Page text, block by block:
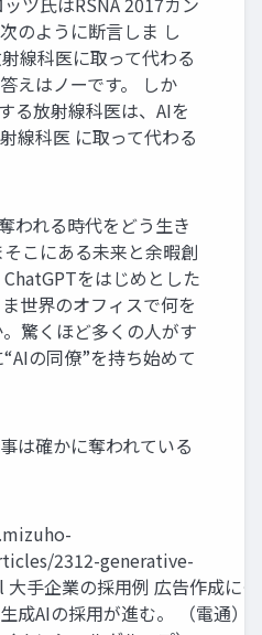
のように断言しま し
線科医に取って代わる
えはノーです。 しか
る放射線科医は、AIを
線科医 に取って代わる
われる時代をどう生き
こにある未来と余暇創
をはじめとした
世界のオフィスで何を
驚くほど多くの人がす
の同僚”を持ち始めて
は確かに奪われている
2312-generative-
手企業の採用例 広告作成にも
成AIの採用が進む。 （電通）